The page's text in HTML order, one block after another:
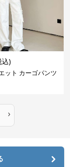
込)
ット カーゴパンツ
›